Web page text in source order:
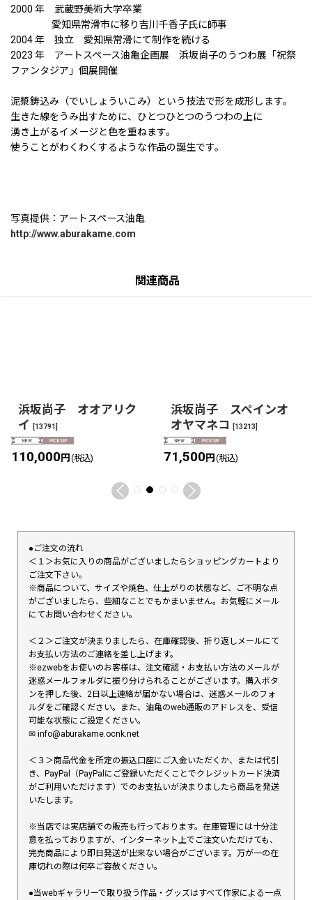
2000 年 武蔵野美術大学卒業
愛知県常滑市に移り吉川千香子氏に師事
2004 年 独立 愛知県常滑にて制作を続ける
2023 年 アートスペース油亀企画展 浜坂尚子のうつわ展「祝祭
ファンタジア」個展開催
泥漿鋳込み（でいしょういこみ）という技法で形を成形します。
生きた線をうみ出すために、ひとつひとつのうつわの上に
湧き上がるイメージと色を重ねます。
使うことがわくわくするような作品の誕生です。
写真提供：アートスペース油亀
http://www.aburakame.com
関連商品
浜坂尚子 オオアリク
イ
[13791]
110,000円 (税込)
浜坂尚子 スペインオ
オヤマネコ
[13213]
71,500円 (税込)
●ご注文の流れ
＜１＞お気に入りの商品がございましたらショッピングカートより
ご注文下さい。
※商品について、サイズや焼色、仕上がりの状態など、ご不明な点
がございましたら、些細なことでもかまいません。お気軽にメール
にてお問い合わせください。
＜２＞ご注文が決まりましたら、在庫確認後、折り返しメールにて
お支払い方法のご連絡を差し上げます。
※ezwebをお使いのお客様は、注文確認・お支払い方法のメールが
迷惑メールフォルダに振り分けられることがございます。購入ボタ
ンを押した後、2日以上連絡が届かない場合は、迷惑メールのフォ
ルダをご確認ください。また、油亀のweb通販のアドレスを、受信
可能な状態にご設定ください。
✉︎ info@aburakame.ocnk.net
＜３＞商品代金を所定の振込口座にご入金いただくか、または代引
き、PayPal（PayPalにご登録いただくことでクレジットカード決済
がご利用いただけます）でのお支払いが決まりましたら商品を発送
いたします。
※当店では実店舗での販売も行っております。在庫管理には十分注
意を払っておりますが、インターネット上でご注文いただけても、
完売商品により即日発送が出来ない場合がございます。万が一の在
庫切れの際は何卒ご容赦ください。
●当webギャラリーで取り扱う作品・グッズはすべて作家による一点